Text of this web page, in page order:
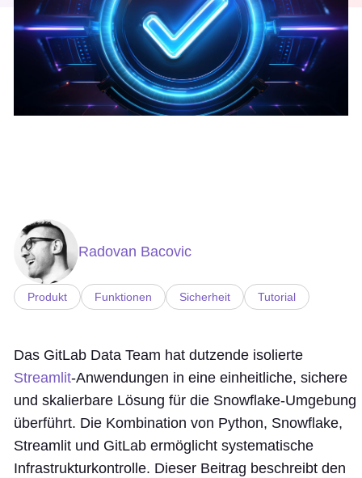
Radovan Bacovic
Produkt Funktionen Sicherheit Tutorial
Das GitLab Data Team hat dutzende isolierte
Streamlit-Anwendungen in eine einheitliche, sichere
und skalierbare Lösung für die Snowflake-Umgebung
überführt. Die Kombination von Python, Snowflake,
Streamlit und GitLab ermöglicht systematische
Infrastrukturkontrolle. Dieser Beitrag beschreibt den